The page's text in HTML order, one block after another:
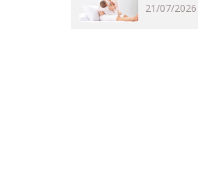
21/07/2026